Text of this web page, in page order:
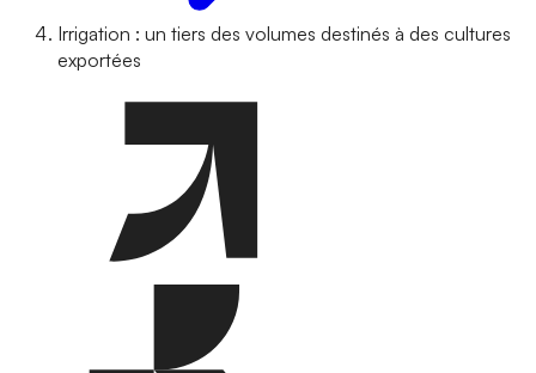
Irrigation : un tiers des volumes destinés à des cultures
exportées